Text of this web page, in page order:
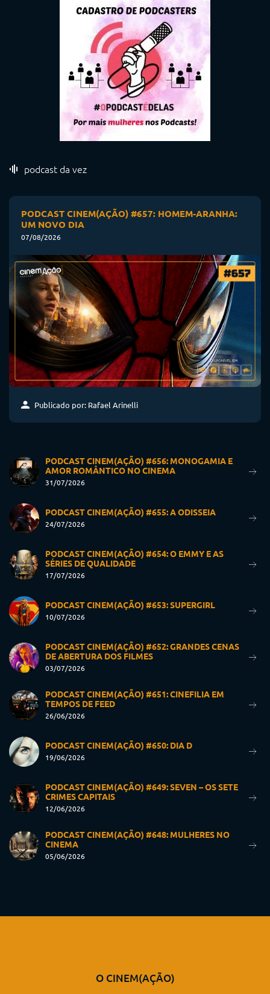
podcast da vez
PODCAST CINEM(AÇÃO) #657: HOMEM-ARANHA:
UM NOVO DIA
07/08/2026
Publicado por: Rafael Arinelli
PODCAST CINEM(AÇÃO) #656: MONOGAMIA E
AMOR ROMÂNTICO NO CINEMA
31/07/2026
PODCAST CINEM(AÇÃO) #655: A ODISSEIA
24/07/2026
PODCAST CINEM(AÇÃO) #654: O EMMY E AS
SÉRIES DE QUALIDADE
17/07/2026
PODCAST CINEM(AÇÃO) #653: SUPERGIRL
10/07/2026
PODCAST CINEM(AÇÃO) #652: GRANDES CENAS
DE ABERTURA DOS FILMES
03/07/2026
PODCAST CINEM(AÇÃO) #651: CINEFILIA EM
TEMPOS DE FEED
26/06/2026
PODCAST CINEM(AÇÃO) #650: DIA D
19/06/2026
PODCAST CINEM(AÇÃO) #649: SEVEN – OS SETE
CRIMES CAPITAIS
12/06/2026
PODCAST CINEM(AÇÃO) #648: MULHERES NO
CINEMA
05/06/2026
O CINEM(AÇÃO)